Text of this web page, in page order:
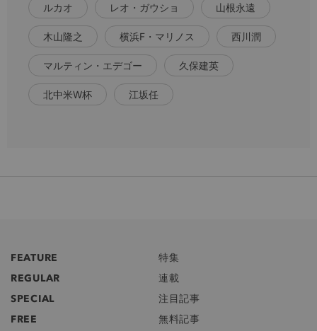
ルカオ レオ・ガウショ 山根永遠
木山隆之 横浜F・マリノス 西川潤
マルティン・エデゴー 久保建英
北中米W杯 江坂任
FEATURE
特集
REGULAR
連載
SPECIAL
注目記事
FREE
無料記事